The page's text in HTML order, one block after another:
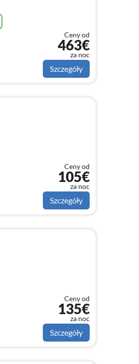
Ceny od
463€
za noc
Szczegóły
Ceny od
105€
za noc
Szczegóły
Ceny od
135€
za noc
Szczegóły